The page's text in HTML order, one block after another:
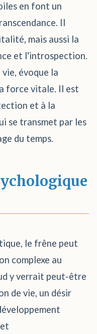
en font un
Il
mais aussi la
et l'introspection.
évoque la
force vitale. Il est
et à la
se transmet par les
du temps.
le frêne peut
complexe au
y verrait peut-être
de vie, un désir